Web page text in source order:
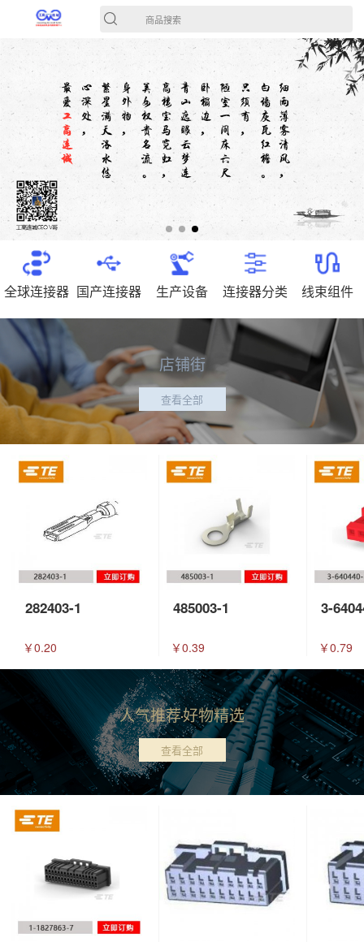
商品搜索
全球连接器 国产连接器 生产设备 连接器分类 线束组件
店铺街
查看全部
282403-1
￥0.20
485003-1
￥0.39
3-
￥0.79
人气推荐好物精选
查看全部